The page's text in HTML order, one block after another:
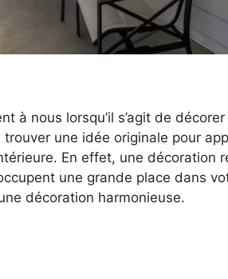
à nous lorsqu’il s’agit de
une idée originale pour
En effet, une décoration
une grande place dans
décoration harmonieuse.